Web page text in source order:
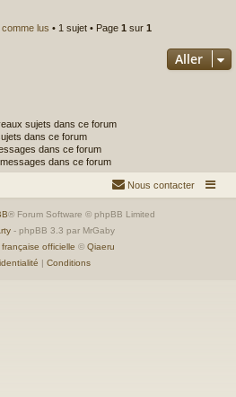
lus • 1 sujet • Page 1 sur 1
Aller
sujets dans ce forum
dans ce forum
dans ce forum
dans ce forum
Nous contacter
® Forum Software © phpBB Limited
- phpBB 3.3 par MrGaby
officielle © Qiaeru
Conditions